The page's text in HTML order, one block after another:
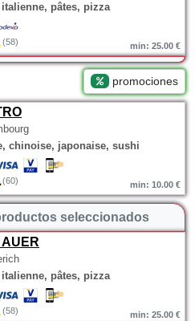
pâtes, pizza
(58) min: 25.00 €
promociones
chinoise, japonaise, sushi
(60) min: 10.00 €
seleccionados
AUER
pâtes, pizza
(58) min: 25.00 €